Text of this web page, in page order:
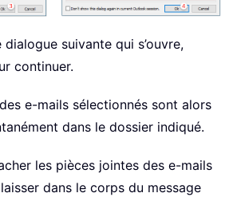
suivante qui s’ouvre,
continuer.
e-mails sélectionnés sont alors
dans le dossier indiqué.
les pièces jointes des e-mails
dans le corps du message